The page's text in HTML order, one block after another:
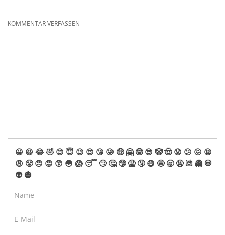
KOMMENTAR VERFASSEN
😀 😆 😂🤣 😊 😇 😉 😍 😘 😜 🤑 🤗 🤓 😎 🤡🤠 😟 😕 😖 😫
😩 😤 😠 😡 😲 😳 😱 😴 🙄 🤔 🤥 🤮 🤧 😷 🤩 🥱 🤬 💩 👻 💀
👽 🎃